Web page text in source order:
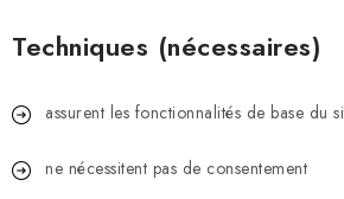
Techniques (nécessaires)
assurent les fonctionnalités de base du
ne nécessitent pas de consentement